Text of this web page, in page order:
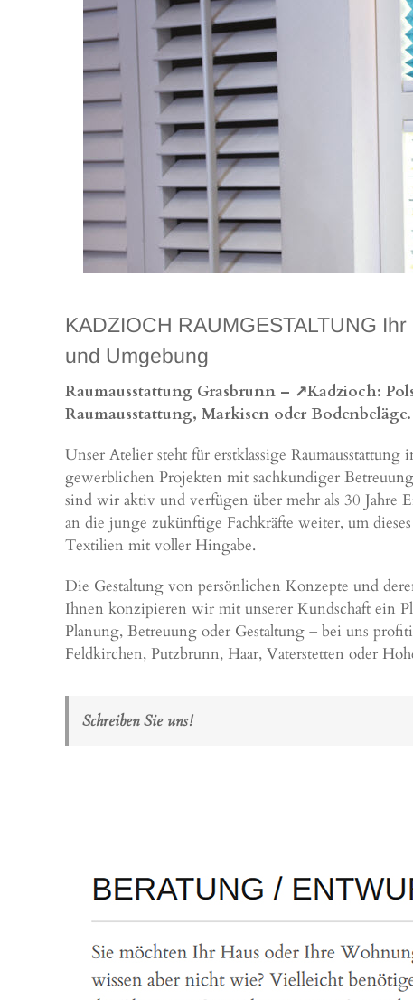
KADZIOCH RAUMGESTALTUNG
und Umgebung
Raumausstattung Grasbrunn – ↗️Kadzioch:
Raumausstattung, Markisen oder
Unser Atelier steht für erstklassige
gewerblichen Projekten mit sachkundiger
sind wir aktiv und verfügen über mehr als 30 Jahre
an die junge zukünftige Fachkräfte weiter, um
Textilien mit voller Hingabe.
Die Gestaltung von persönlichen Konzepte und
Ihnen konzipieren wir mit unserer Kundschaft ein
Planung, Betreuung oder Gestaltung – bei uns
Feldkirchen, Putzbrunn, Haar, Vaterstetten oder
Schreiben Sie uns!